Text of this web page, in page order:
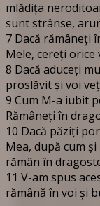
mlădiţa
sunt strânse,
7 Dacă rămâneţi
Mele, cereţi orice
8 Dacă aduceţi
proslăvit şi voi
9 Cum M-a iubit
Rămâneţi în
10 Dacă păziţi
Mea, după cum
rămân în
11 V-am spus
rămână în voi şi